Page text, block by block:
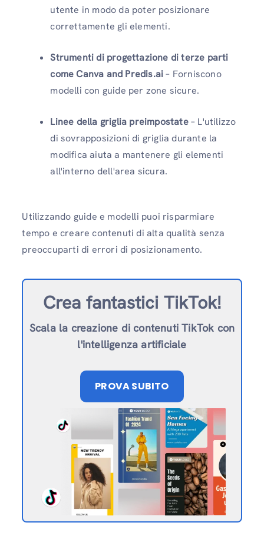
utente in modo da poter posizionare
correttamente gli elementi.
Strumenti di progettazione di terze parti
come Canva and Predis.ai– Forniscono
modelli con guide per zone sicure.
Linee della griglia preimpostate– L'utilizzo
di sovrapposizioni di griglia durante la
modifica aiuta a mantenere gli elementi
all'interno dell'area sicura.
Utilizzando guide e modelli puoi risparmiare
tempo e creare contenuti di alta qualità senza
preoccuparti di errori di posizionamento.
Crea fantastici TikTok!
Scala la creazione di contenuti TikTok con
l'intelligenza artificiale
PROVA SUBITO